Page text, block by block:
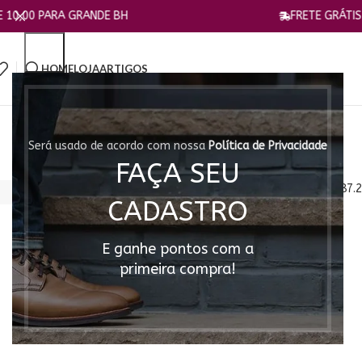
Será usado de acordo com nossaPolítica de Privacidade
FAÇA SEU
CADASTRO
E ganhe pontos com a
primeira compra!
HOMELOJAARTIGOS
BH FRETE GRÁTIS a partir